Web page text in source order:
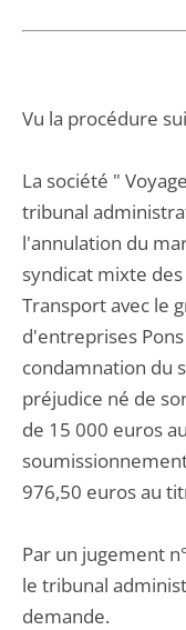
Vu la procédure
La société "
tribunal
l'annulation du
syndicat mixte
Transport avec le
d'entreprises
condamnation du
préjudice né de
de 15 000 euros
976,50 euros au
Par un jugement
le tribunal
demande.